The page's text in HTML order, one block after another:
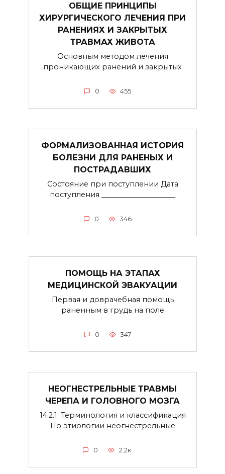
ОБЩИЕ ПРИНЦИПЫ
ХИРУРГИЧЕСКОГО ЛЕЧЕНИЯ ПРИ
РАНЕНИЯХ И ЗАКРЫТЫХ
ТРАВМАХ ЖИВОТА
Основным методом лечения
проникающих ранений и закрытых
0 455
ФОРМАЛИЗОВАННАЯ ИСТОРИЯ
БОЛЕЗНИ ДЛЯ РАНЕНЫХ И
ПОСТРАДАВШИХ
Состояние при поступлении Дата
поступления _____________________
0 346
ПОМОЩЬ НА ЭТАПАХ
МЕДИЦИНСКОЙ ЭВАКУАЦИИ
Первая и доврачебная помощь
раненным в грудь на поле
0 347
НЕОГНЕСТРЕЛЬНЫЕ ТРАВМЫ
ЧЕРЕПА И ГОЛОВНОГО МОЗГА
14.2.1. Терминология и классификация
По этиологии неогнестрельные
0 2.2к.